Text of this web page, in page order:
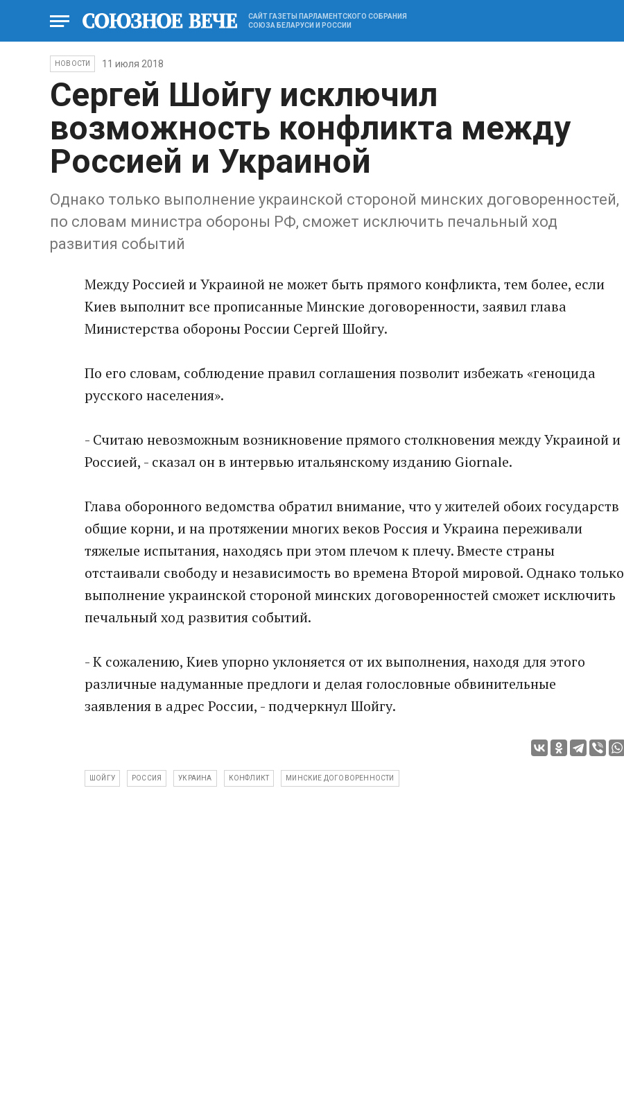
САЙТ ГАЗЕТЫ ПАРЛАМЕНТСКОГО СОБРАНИЯ
СОЮЗА БЕЛАРУСИ И РОССИИ
НОВОСТИ 11 июля 2018
Сергей Шойгу исключил
возможность конфликта между
Россией и Украиной
Однако только выполнение украинской стороной минских договоренностей,
по словам министра обороны РФ, сможет исключить печальный ход
развития событий
Между Россией и Украиной не может быть прямого конфликта, тем более, если
Киев выполнит все прописанные Минские договоренности, заявил глава
Министерства обороны России Сергей Шойгу.
По его словам, соблюдение правил соглашения позволит избежать «геноцида
русского населения».
- Считаю невозможным возникновение прямого столкновения между Украиной и
Россией, - сказал он в интервью итальянскому изданию Giornale.
Глава оборонного ведомства обратил внимание, что у жителей обоих государств
общие корни, и на протяжении многих веков Россия и Украина переживали
тяжелые испытания, находясь при этом плечом к плечу. Вместе страны
отстаивали свободу и независимость во времена Второй мировой. Однако только
выполнение украинской стороной минских договоренностей сможет исключить
печальный ход развития событий.
- К сожалению, Киев упорно уклоняется от их выполнения, находя для этого
различные надуманные предлоги и делая голословные обвинительные
заявления в адрес России, - подчеркнул Шойгу.
ШОЙГУ РОССИЯ УКРАИНА КОНФЛИКТ МИНСКИЕ ДОГОВОРЕННОСТИ